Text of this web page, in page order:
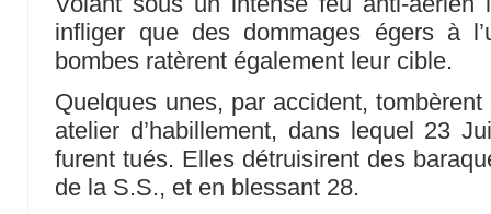
infliger que des dommages égers à
bombes ratèrent également leur cible.
Quelques unes, par accident,
atelier d’habillement, dans lequel 23
furent tués. Elles détruisirent des
de la S.S., et en blessant 28.